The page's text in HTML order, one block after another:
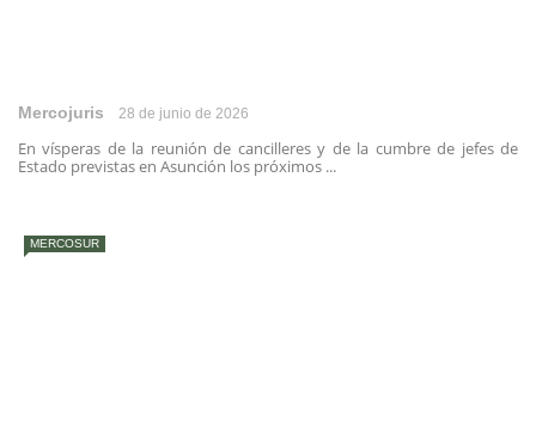
Mercojuris 28 de junio de 2026
En vísperas de la reunión de cancilleres y de la cumbre de jefes de
Estado previstas en Asunción los próximos ...
MERCOSUR